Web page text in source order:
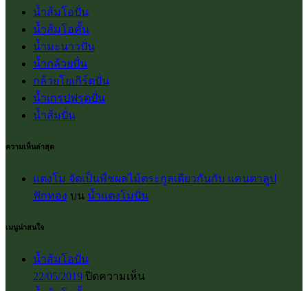
น้ำส้มโอปั่น
น้ำส้มโอคั้น
น้ำมะนาวปั่น
น้ำกล้วยปั่น
กล้วยโยเกิร์ตปั่น
น้ำเกรปฟรุตปั่น
น้ำส้มปั่น
ความเห็นล่าสุด
แตงโม จัดเป็นพืชผลไม้ตระกูลเดียวกันกับ แคนตาลูป
ฟักทอง บน น้ำแตงโมปั่น
เมนูน่าสนใจ
น้ำส้มโอปั่น
22/05/2019 ปิดความเห็นบน